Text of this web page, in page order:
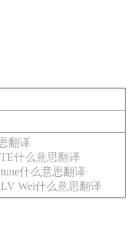
翻译
什么意思翻译
什么意思翻译
LV Wei什么意思翻译